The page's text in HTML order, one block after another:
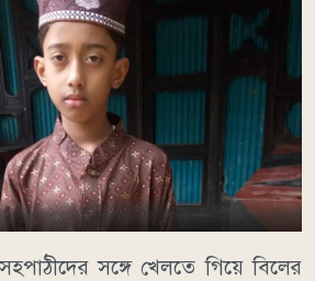
সহপাঠীদের সঙ্গে খেলতে গিয়ে বিলের